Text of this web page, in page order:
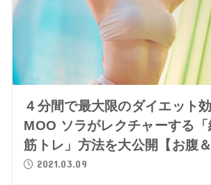
４分間で最大限のダイエット
MOO ソラがレクチャーする
筋トレ」方法を大公開【お腹＆
2021.03.09